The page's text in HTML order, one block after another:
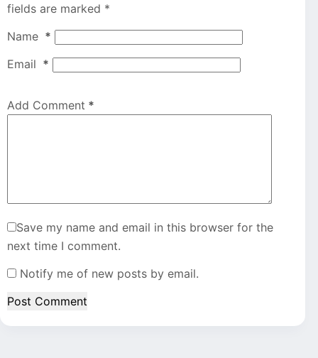
fields are marked *
Name *
Email *
Add Comment *
Save my name and email in this browser for the
next time I comment.
Notify me of new posts by email.
Post Comment